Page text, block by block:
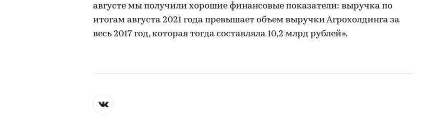
августе мы получили хорошие финансовые показатели: выручка по
итогам августа 2021 года превышает объем выручки Агрохолдинга за
весь 2017 год, которая тогда составляла 10,2 млрд рублей».